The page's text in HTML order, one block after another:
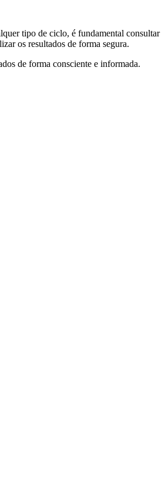
tipo de ciclo, é fundamental consultar
os resultados de forma segura.
de forma consciente e informada.